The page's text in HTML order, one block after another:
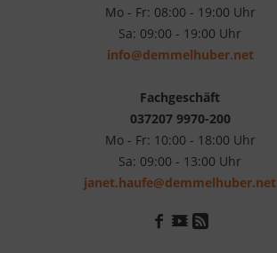
Mo - Fr: 08:00 - 19:00 Uhr
Sa: 09:00 - 19:00 Uhr
info@demmelhuber.net
Fachgeschäft
037207 9970-200
Mo - Fr: 10:00 - 18:00 Uhr
Sa: 09:00 - 13:00 Uhr
janet.haufe@demmelhuber.net